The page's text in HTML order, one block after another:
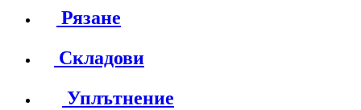
Рязане
Складови
Уплътнение